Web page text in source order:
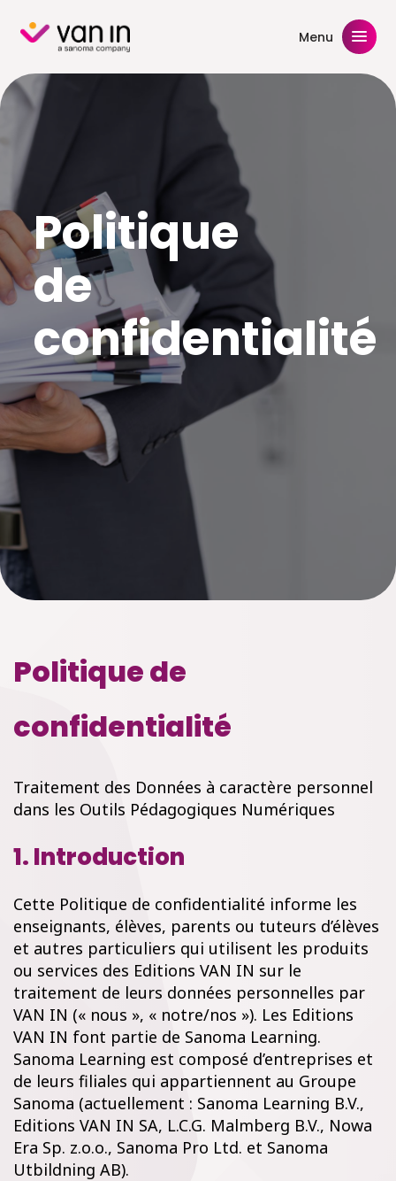
content Menu
Politique
de
confidentialité
Politique de
confidentialité
Traitement des Données à caractère personnel
dans les Outils Pédagogiques Numériques
1. Introduction
Cette Politique de confidentialité informe les
enseignants, élèves, parents ou tuteurs d’élèves
et autres particuliers qui utilisent les produits
ou services des Editions VAN IN sur le
traitement de leurs données personnelles par
VAN IN (« nous », « notre/nos »). Les Editions
VAN IN font partie de Sanoma Learning.
Sanoma Learning est composé d’entreprises et
de leurs filiales qui appartiennent au Groupe
Sanoma (actuellement : Sanoma Learning B.V.,
Editions VAN IN SA, L.C.G. Malmberg B.V., Nowa
Era Sp. z.o.o., Sanoma Pro Ltd. et Sanoma
Utbildning AB).